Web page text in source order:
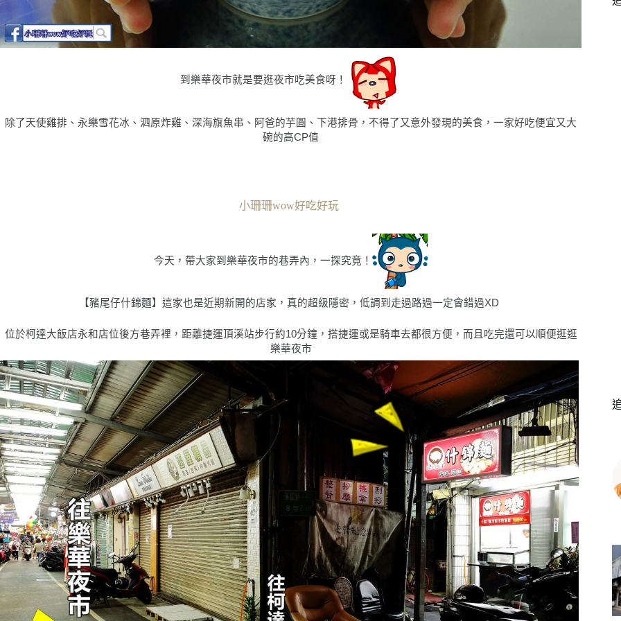
到樂華夜市就是要逛夜市吃美食呀！
除了天使雞排、永樂雪花冰、泗原炸雞、深海旗魚串、阿爸的芋圓、下港排骨，不得了又意外發現的美食，一家好吃便宜又大
碗的高CP值
小珊珊wow好吃好玩
今天，帶大家到樂華夜市的巷弄內，一探究竟！
【豬尾仔什錦麵】這家也是近期新開的店家，真的超級隱密，低調到走過路過一定會錯過XD
位於柯達大飯店永和店位後方巷弄裡，距離捷運頂溪站步行約10分鐘，搭捷運或是騎車去都很方便，而且吃完還可以順便逛逛
樂華夜市